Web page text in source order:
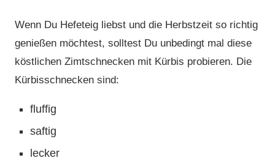
Wenn Du Hefeteig liebst und die Herbstzeit so richtig
genießen möchtest, solltest Du unbedingt mal diese
köstlichen Zimtschnecken mit Kürbis probieren. Die
Kürbisschnecken sind:
fluffig
saftig
lecker